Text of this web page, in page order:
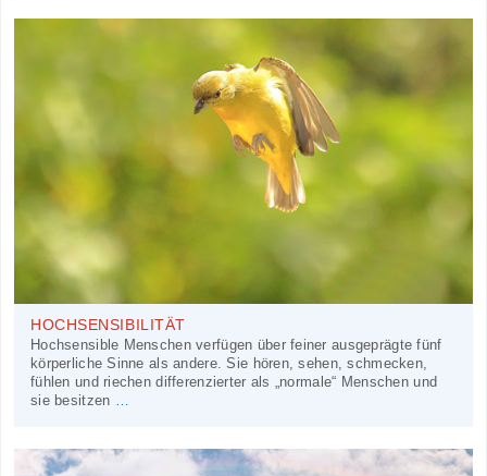
HOCHSENSIBILITÄT
Hochsensible Menschen verfügen über feiner ausgeprägte fünf
körperliche Sinne als andere. Sie hören, sehen, schmecken,
fühlen und riechen differenzierter als „normale“ Menschen und
sie besitzen …